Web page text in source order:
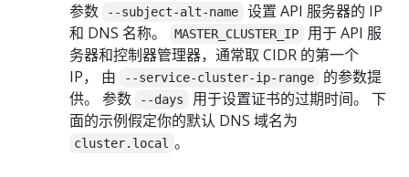
参数
--subject-alt-name
设置 API 服务器的 IP
和 DNS 名称。
MASTER_CLUSTER_IP
用于 API 服
务器和控制器管理器，通常取 CIDR 的第一个
IP， 由
--service-cluster-ip-range
的参数提
供。 参数
--days
用于设置证书的过期时间。 下
面的示例假定你的默认 DNS 域名为
cluster.local 。